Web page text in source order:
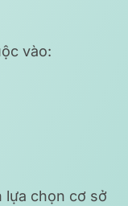
vào:
lựa chọn cơ sở